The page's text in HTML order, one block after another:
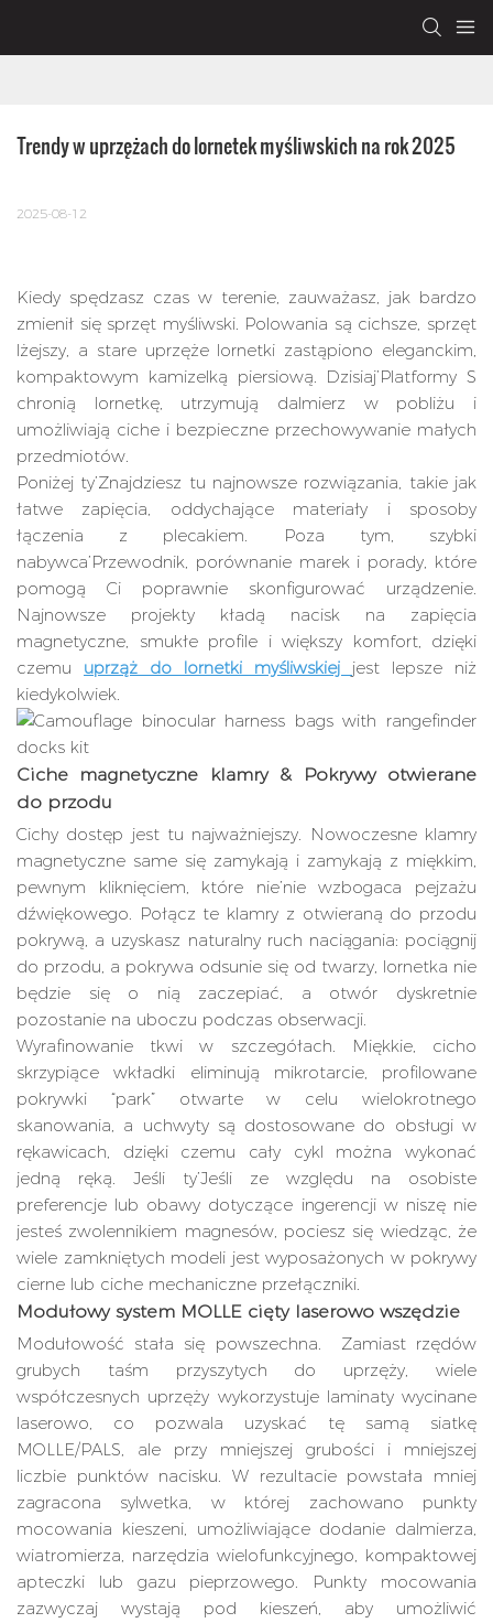
Trendy w uprzężach do lornetek myśliwskich na rok 2025
2025-08-12
Kiedy spędzasz czas w terenie, zauważasz, jak bardzo
zmienił się sprzęt myśliwski. Polowania są cichsze, sprzęt
lżejszy, a stare uprzęże lornetki zastąpiono eleganckim,
kompaktowym kamizelką piersiową. Dzisiaj’Platformy S
chronią lornetkę, utrzymują dalmierz w pobliżu i
umożliwiają ciche i bezpieczne przechowywanie małych
przedmiotów.
Poniżej ty’Znajdziesz tu najnowsze rozwiązania, takie jak
łatwe zapięcia, oddychające materiały i sposoby
łączenia z plecakiem. Poza tym, szybki
nabywca’Przewodnik, porównanie marek i porady, które
pomogą Ci poprawnie skonfigurować urządzenie.
Najnowsze projekty kładą nacisk na zapięcia
magnetyczne, smukłe profile i większy komfort, dzięki
czemu uprząż do lornetki myśliwskiej jest lepsze niż
kiedykolwiek.
Ciche magnetyczne klamry & Pokrywy otwierane
do przodu
Cichy dostęp jest tu najważniejszy. Nowoczesne klamry
magnetyczne same się zamykają i zamykają z miękkim,
pewnym kliknięciem, które nie’nie wzbogaca pejzażu
dźwiękowego. Połącz te klamry z otwieraną do przodu
pokrywą, a uzyskasz naturalny ruch naciągania: pociągnij
do przodu, a pokrywa odsunie się od twarzy, lornetka nie
będzie się o nią zaczepiać, a otwór dyskretnie
pozostanie na uboczu podczas obserwacji.
Wyrafinowanie tkwi w szczegółach. Miękkie, cicho
skrzypiące wkładki eliminują mikrotarcie, profilowane
pokrywki “park” otwarte w celu wielokrotnego
skanowania, a uchwyty są dostosowane do obsługi w
rękawicach, dzięki czemu cały cykl można wykonać
jedną ręką. Jeśli ty’Jeśli ze względu na osobiste
preferencje lub obawy dotyczące ingerencji w niszę nie
jesteś zwolennikiem magnesów, pociesz się wiedząc, że
wiele zamkniętych modeli jest wyposażonych w pokrywy
cierne lub ciche mechaniczne przełączniki.
Modułowy system MOLLE cięty laserowo wszędzie
Modułowość stała się powszechna. Zamiast rzędów
grubych taśm przyszytych do uprzęży, wiele
współczesnych uprzęży wykorzystuje laminaty wycinane
laserowo, co pozwala uzyskać tę samą siatkę
MOLLE/PALS, ale przy mniejszej grubości i mniejszej
liczbie punktów nacisku. W rezultacie powstała mniej
zagracona sylwetka, w której zachowano punkty
mocowania kieszeni, umożliwiające dodanie dalmierza,
wiatromierza, narzędzia wielofunkcyjnego, kompaktowej
apteczki lub gazu pieprzowego. Punkty mocowania
zazwyczaj wystają pod kieszeń, aby umożliwić